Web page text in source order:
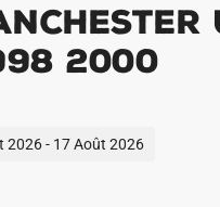
2000
2026 - 17 Août 2026